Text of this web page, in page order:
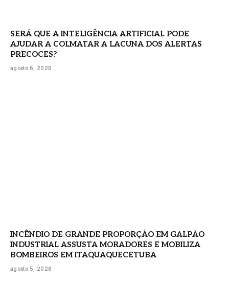
SERÁ QUE A INTELIGÊNCIA ARTIFICIAL PODE
AJUDAR A COLMATAR A LACUNA DOS ALERTAS
PRECOCES?
agosto 6, 2026
INCÊNDIO DE GRANDE PROPORÇÃO EM GALPÃO
INDUSTRIAL ASSUSTA MORADORES E MOBILIZA
BOMBEIROS EM ITAQUAQUECETUBA
agosto 5, 2026